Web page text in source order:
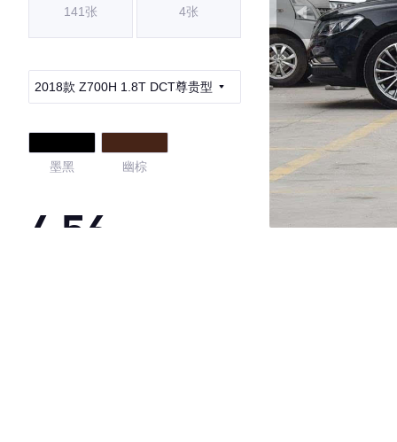
141张 4张
2018款 Z700H 1.8T DCT尊贵型
墨黑 幽棕
4.56